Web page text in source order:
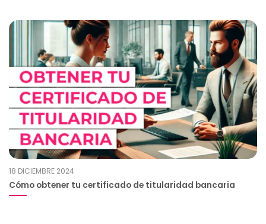
18 DICIEMBRE 2024
Cómo obtener tu certificado de titularidad bancaria